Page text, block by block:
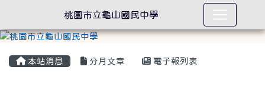
本站消息 分月文章 電子報列表
桃園市立龜山國民中學